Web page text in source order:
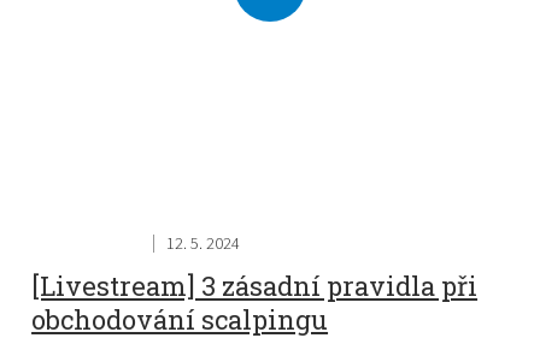
12. 5. 2024
[Livestream] 3 zásadní pravidla při
obchodování scalpingu